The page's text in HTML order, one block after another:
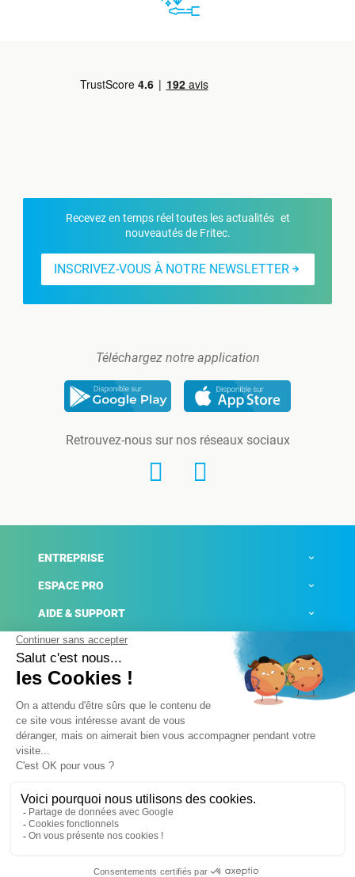
Recevez en temps réel toutes les actualités et
nouveautés de Fritec.
INSCRIVEZ-VOUS À NOTRE NEWSLETTER
Téléchargez notre application
Retrouvez-nous sur nos réseaux sociaux
ENTREPRISE
ESPACE PRO
AIDE & SUPPORT
ACTUALITÉS
Mentions légales
Conditions générales de ventes
Plateforme de signalement